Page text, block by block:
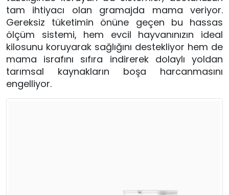
tam ihtiyacı olan gramajda mama veriyor.
Gereksiz tüketimin önüne geçen bu hassas
ölçüm sistemi, hem evcil hayvanınızın ideal
kilosunu koruyarak sağlığını destekliyor hem de
mama israfını sıfıra indirerek dolaylı yoldan
tarımsal kaynakların boşa harcanmasını
engelliyor.